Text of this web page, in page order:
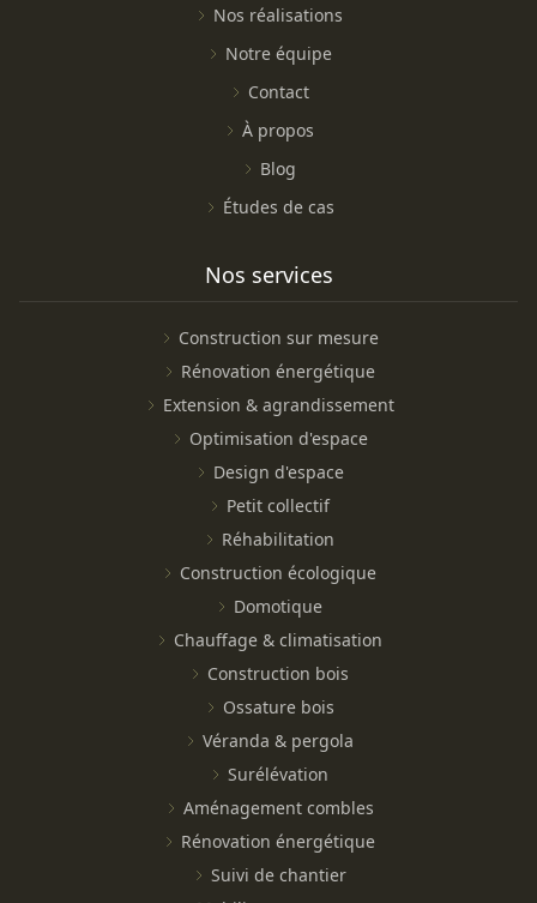
Nos réalisations
Notre équipe
Contact
À propos
Blog
Études de cas
Nos services
Construction sur mesure
Rénovation énergétique
Extension & agrandissement
Optimisation d'espace
Design d'espace
Petit collectif
Réhabilitation
Construction écologique
Domotique
Chauffage & climatisation
Construction bois
Ossature bois
Véranda & pergola
Surélévation
Aménagement combles
Rénovation énergétique
Suivi de chantier